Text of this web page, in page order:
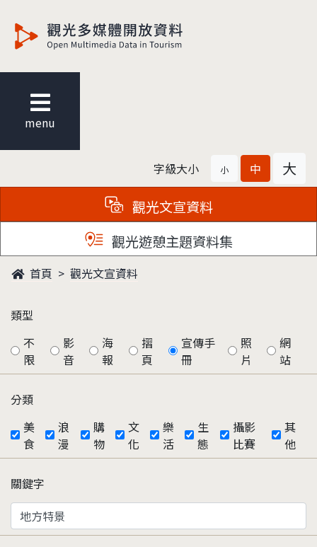
menu
字級大小 小 中 大
觀光文宣資料
觀光遊憩主題資料集
首頁 觀光文宣資料
類型
不
限
影
音
海
報
摺
頁
宣傳手
冊
照
片
網
站
分類
美
食
浪
漫
購
物
文
化
樂
活
生
態
攝影
比賽
其
他
關鍵字